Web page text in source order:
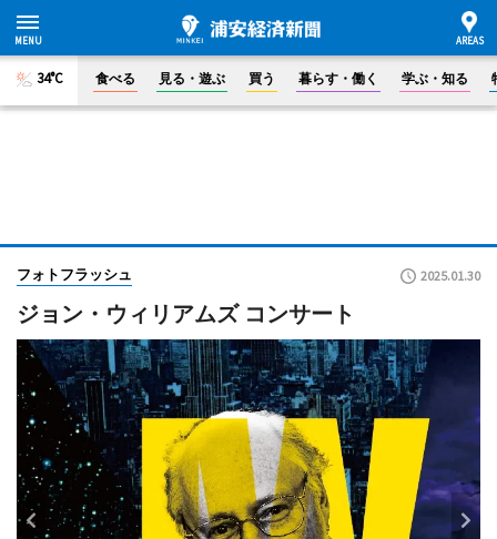
34°C 食べる 見る・遊ぶ 買う 暮らす・働く 学ぶ・知る
フォトフラッシュ 2025.01.30
ジョン・ウィリアムズ コンサート